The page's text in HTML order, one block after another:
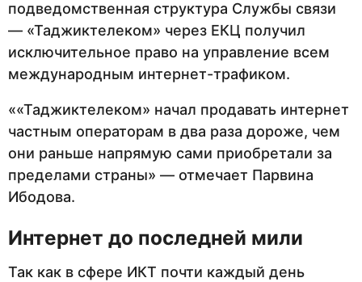
подведомственная структура Службы связи
— «Таджиктелеком» через ЕКЦ получил
исключительное право на управление всем
международным интернет-трафиком.
««Таджиктелеком» начал продавать интернет
частным операторам в два раза дороже, чем
они раньше напрямую сами приобретали за
пределами страны» — отмечает Парвина
Ибодова.
Интернет до последней мили
Так как в сфере ИКТ почти каждый день